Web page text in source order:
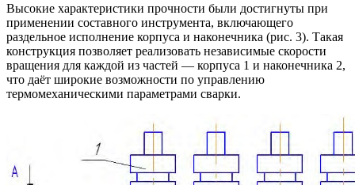
Высокие характеристики прочности были достигнуты при
применении составного инструмента, включающего
раздельное исполнение корпуса и наконечника (рис. 3). Такая
конструкция позволяет реализовать независимые скорости
вращения для каждой из частей — корпуса 1 и наконечника 2,
что даёт широкие возможности по управлению
термомеханическими параметрами сварки.